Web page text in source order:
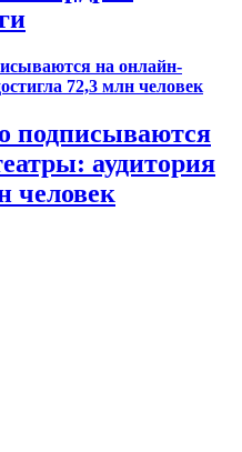
подписываются
аудитория
человек